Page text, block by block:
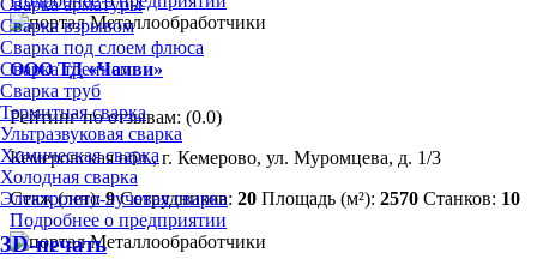
Сварка взрывом
Сварка под слоем флюса
Сварка трением
Сварка труб
Термитная сварка
Ультразвуковая сварка
Химическая сварка
Холодная сварка
Электронно-лучевая сварка
3D-печать
ООО ТД «Чалви»
Рейтинг по отзывам: (0.0)
Кемеровская обл., г. Кемерово, ул. Муромцева, д. 1/3
Стаж (лет):9 Сотрудников: 20 Площадь (м²): 2570 Станков: 10
Подробнее о предприятии